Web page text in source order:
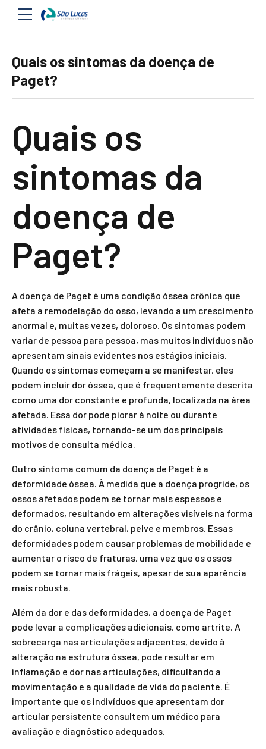
Quais os sintomas da doença de
Paget?
Quais os
sintomas da
doença de
Paget?
A doença de Paget é uma condição óssea crônica que
afeta a remodelação do osso, levando a um crescimento
anormal e, muitas vezes, doloroso. Os sintomas podem
variar de pessoa para pessoa, mas muitos indivíduos não
apresentam sinais evidentes nos estágios iniciais.
Quando os sintomas começam a se manifestar, eles
podem incluir dor óssea, que é frequentemente descrita
como uma dor constante e profunda, localizada na área
afetada. Essa dor pode piorar à noite ou durante
atividades físicas, tornando-se um dos principais
motivos de consulta médica.
Outro sintoma comum da doença de Paget é a
deformidade óssea. À medida que a doença progride, os
ossos afetados podem se tornar mais espessos e
deformados, resultando em alterações visíveis na forma
do crânio, coluna vertebral, pelve e membros. Essas
deformidades podem causar problemas de mobilidade e
aumentar o risco de fraturas, uma vez que os ossos
podem se tornar mais frágeis, apesar de sua aparência
mais robusta.
Além da dor e das deformidades, a doença de Paget
pode levar a complicações adicionais, como artrite. A
sobrecarga nas articulações adjacentes, devido à
alteração na estrutura óssea, pode resultar em
inflamação e dor nas articulações, dificultando a
movimentação e a qualidade de vida do paciente. É
importante que os indivíduos que apresentam dor
articular persistente consultem um médico para
avaliação e diagnóstico adequados.